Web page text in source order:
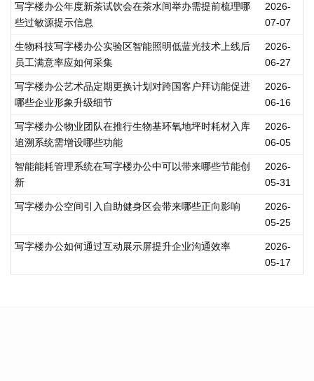
写字楼办公年度新茶试饮会在茶水间举办需提前梳理哪
些过敏源提示信息
2026-
07-07
生物科技写字楼办公实验区智能照明低蓝光技术上线后
员工满意率应如何采集
2026-
06-27
写字楼办公艺术品定期更换计划对跨国客户拜访能促进
哪些企业形象升级细节
2026-
06-16
写字楼办公物业团队在推行生物基环氧地坪时耗材入库
追溯系统需增设哪些功能
2026-
06-05
智能能耗管理系统在写字楼办公中可以带来哪些节能创
新
2026-
05-31
写字楼办公空间引入自助健身区会带来哪些正向影响
2026-
05-25
写字楼办公如何通过互动展示屏提升企业沟通效率
2026-
05-17